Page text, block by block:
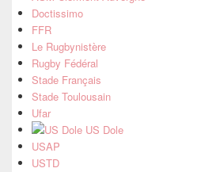
Doctissimo
FFR
Le Rugbynistère
Rugby Fédéral
Stade Français
Stade Toulousain
Ufar
US Dole
USAP
USTD